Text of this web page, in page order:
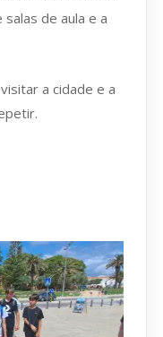
de aula e a
a cidade e a